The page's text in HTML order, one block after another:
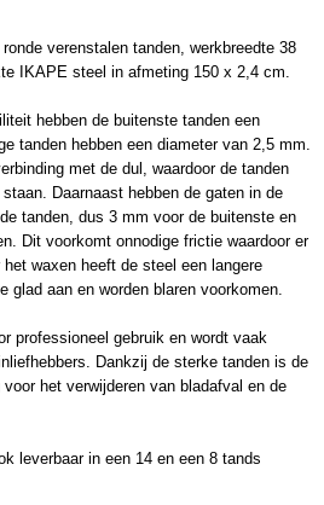
verenstalen tanden, werkbreedte 38
IKAPE steel in afmeting 150 x 2,4 cm.
hebben de buitenste tanden een
tanden hebben een diameter van 2,5 mm.
met de dul, waardoor de tanden
Daarnaast hebben de gaten in de
tanden, dus 3 mm voor de buitenste en
Dit voorkomt onnodige frictie waardoor er
waxen heeft de steel een langere
glad aan en worden blaren voorkomen.
professioneel gebruik en wordt vaak
Dankzij de sterke tanden is de
het verwijderen van bladafval en de
leverbaar in een 14 en een 8 tands